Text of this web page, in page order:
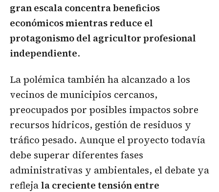
gran escala concentra beneficios
económicos mientras reduce el
protagonismo del agricultor profesional
independiente.
La polémica también ha alcanzado a los
vecinos de municipios cercanos,
preocupados por posibles impactos sobre
recursos hídricos, gestión de residuos y
tráfico pesado. Aunque el proyecto todavía
debe superar diferentes fases
administrativas y ambientales, el debate ya
reflejala creciente tensión entre